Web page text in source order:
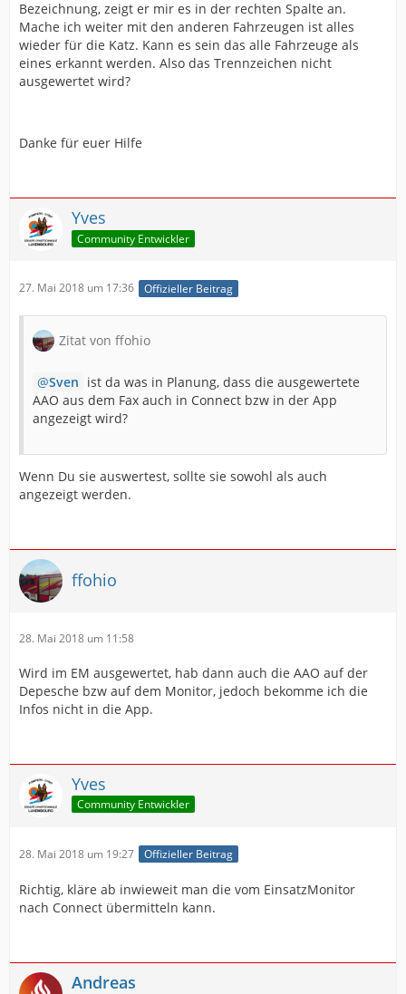
Bezeichnung, zeigt er mir es in der rechten Spalte an.
Mache ich weiter mit den anderen Fahrzeugen ist alles
wieder für die Katz. Kann es sein das alle Fahrzeuge als
eines erkannt werden. Also das Trennzeichen nicht
ausgewertet wird?
Danke für euer Hilfe
Yves
Community Entwickler
27. Mai 2018 um 17:36 Offizieller Beitrag
Zitat von ffohio
Sven ist da was in Planung, dass die ausgewertete
AAO aus dem Fax auch in Connect bzw in der App
angezeigt wird?
Wenn Du sie auswertest, sollte sie sowohl als auch
angezeigt werden.
ffohio
28. Mai 2018 um 11:58
Wird im EM ausgewertet, hab dann auch die AAO auf der
Depesche bzw auf dem Monitor, jedoch bekomme ich die
Infos nicht in die App.
Yves
Community Entwickler
28. Mai 2018 um 19:27 Offizieller Beitrag
Richtig, kläre ab inwieweit man die vom EinsatzMonitor
nach Connect übermitteln kann.
Andreas